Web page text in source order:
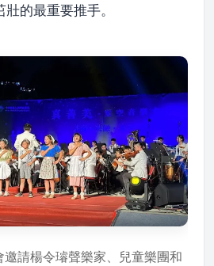
的最重要推手。
請楊令璿聲樂家、兒童樂團和